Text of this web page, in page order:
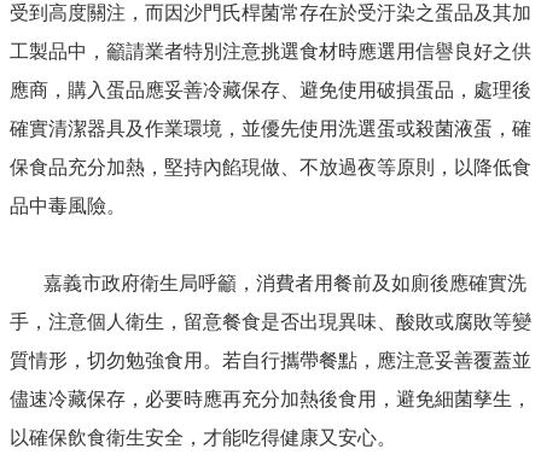
專
區
English
回
首
覽
局
信
箱
受到高度關注，而因沙門氏桿菌常存在於受汙染之蛋品及其加
工製品中，籲請業者特別注意挑選食材時應選用信譽良好之供
應商，購入蛋品應妥善冷藏保存、避免使用破損蛋品，處理後
確實清潔器具及作業環境，並優先使用洗選蛋或殺菌液蛋，確
保食品充分加熱，堅持內餡現做、不放過夜等原則，以降低食
品中毒風險。
嘉義市政府衛生局呼籲，消費者用餐前及如廁後應確實洗
手，注意個人衛生，留意餐食是否出現異味、酸敗或腐敗等變
質情形，切勿勉強食用。若自行攜帶餐點，應注意妥善覆蓋並
儘速冷藏保存，必要時應再充分加熱後食用，避免細菌孳生，
以確保飲食衛生安全，才能吃得健康又安心。